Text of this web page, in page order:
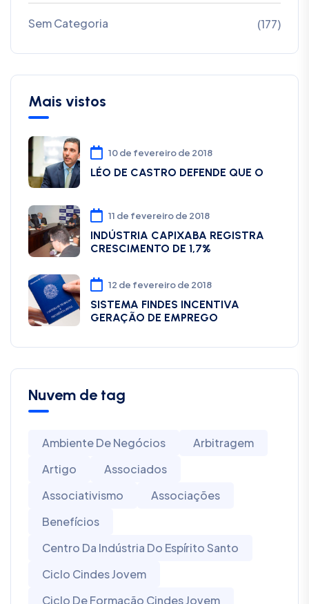
Sem Categoria (177)
Mais vistos
10 de fevereiro de 2018
LÉO DE CASTRO DEFENDE QUE O
11 de fevereiro de 2018
INDÚSTRIA CAPIXABA REGISTRA
CRESCIMENTO DE 1,7%
12 de fevereiro de 2018
SISTEMA FINDES INCENTIVA
GERAÇÃO DE EMPREGO
Nuvem de tag
Ambiente De Negócios
Arbitragem
Artigo
Associados
Associativismo
Associações
Benefícios
Centro Da Indústria Do Espírito Santo
Ciclo Cindes Jovem
Ciclo De Formação Cindes Jovem